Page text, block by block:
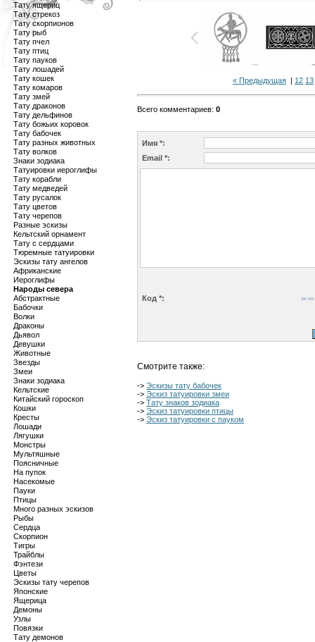
Тату ящериц
Тату стрекоз
Тату скорпионов
Тату рыб
Тату пчел
Тату птиц
Тату пауков
Тату лошадей
Тату кошек
Тату комаров
Тату змей
Тату драконов
Тату дельфинов
Тату божьих коровок
Тату бабочек
Тату разных животных
Тату волков
Знаки зодиака
Татуировки иероглифы
Тату корабли
Тату медведей
Тату русалок
Тату цветов
Тату черепов
Разные эскизы
Кельтский орнамент
Тату с сердцами
Тюремные татуировки
Эскизы тату ангелов
Африканские
Иероглифы
Народы севера
Абстрактные
Бабочки
Волки
Драконы
Дьявол
Девушки
Животные
Звезды
Змеи
Знаки зодиака
Кельтские
Китайский гороскоп
Кошки
Кресты
Лошади
Лягушки
Монстры
Мультяшные
Поясничные
На пупок
Насекомые
Пауки
Птицы
Много разных эскизов
Рыбы
Сердца
Скорпион
Тигры
Трайблы
Фэнтези
Цветы
Эскизы тату черепов
Японские
Ящерица
Демоны
Узлы
Повязки
Тату демонов
« Предыдущая | 12 13
Всего комментариев: 0
Имя *:
Email *:
Код *:
Смотрите также:
-> Эскизы тату бабочек
-> Эскиз татуировки змеи
-> Тату знаков зодиака
-> Эскиз татуировки птицы
-> Эскиз татуировки с пауком